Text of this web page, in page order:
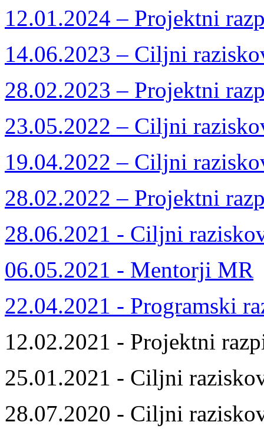
12.01.2024 – Projektni
14.06.2023 – Ciljni
28.02.2023 – Projektni
23.05.2022 – Ciljni
19.04.2022 – Ciljni
28.02.2022 – Projektni
28.06.2021 - Ciljni
06.05.2021 - Mentorji MR
22.04.2021 - Programski
12.02.2021 - Projektni
25.01.2021 - Ciljni
28.07.2020 - Ciljni